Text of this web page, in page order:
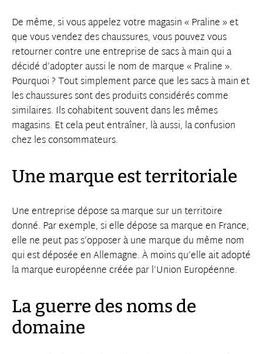
De même, si vous appelez votre magasin « Praline » et
que vous vendez des chaussures, vous pouvez vous
retourner contre une entreprise de sacs à main qui a
décidé d’adopter aussi le nom de marque « Praline ».
Pourquoi ? Tout simplement parce que les sacs à main et
les chaussures sont des produits considérés comme
similaires. Ils cohabitent souvent dans les mêmes
magasins. Et cela peut entraîner, là aussi, la confusion
chez les consommateurs.
Une marque est territoriale
Une entreprise dépose sa marque sur un territoire
donné. Par exemple, si elle dépose sa marque en France,
elle ne peut pas s’opposer à une marque du même nom
qui est déposée en Allemagne. À moins qu’elle ait adopté
la marque européenne créée par l’Union Européenne.
La guerre des noms de
domaine